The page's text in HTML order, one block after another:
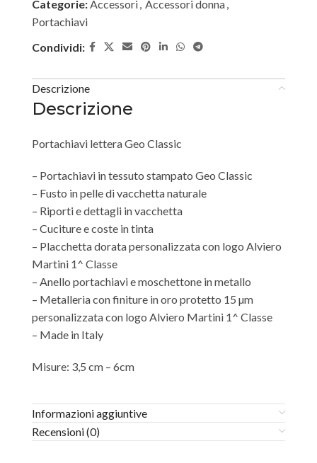
Categorie: Accessori Accessori donna
Portachiavi
Condividi:
Descrizione
Descrizione
Portachiavi lettera Geo Classic
– Portachiavi in tessuto stampato Geo Classic
– Fusto in pelle di vacchetta naturale
– Riporti e dettagli in vacchetta
– Cuciture e coste in tinta
– Placchetta dorata personalizzata con logo Alviero
Martini 1^ Classe
– Anello portachiavi e moschettone in metallo
– Metalleria con finiture in oro protetto 15 µm
personalizzata con logo Alviero Martini 1^ Classe
– Made in Italy
Misure: 3,5 cm – 6cm
Informazioni aggiuntive
Recensioni (0)